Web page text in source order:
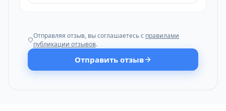
Отправляя отзыв, вы соглашаетесь с правилами
публикации отзывов.
Отправить отзыв